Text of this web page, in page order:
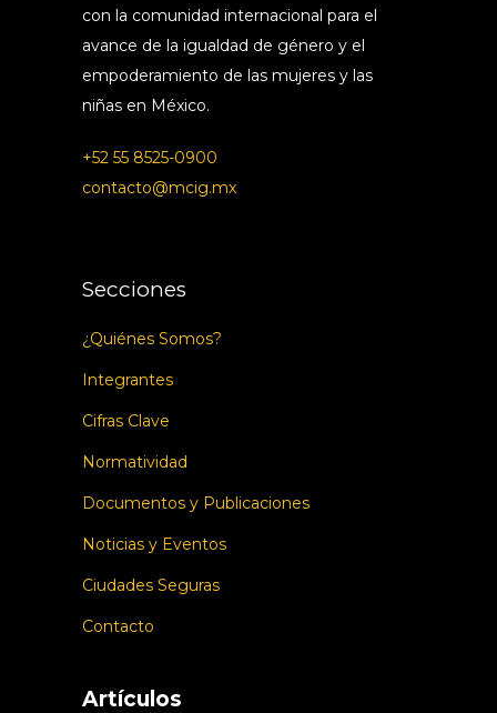
con la comunidad internacional para el
avance de la igualdad de género y el
empoderamiento de las mujeres y las
niñas en México.
+52 55 8525-0900
contacto@mcig.mx
Secciones
¿Quiénes Somos?
Integrantes
Cifras Clave
Normatividad
Documentos y Publicaciones
Noticias y Eventos
Ciudades Seguras
Contacto
Artículos